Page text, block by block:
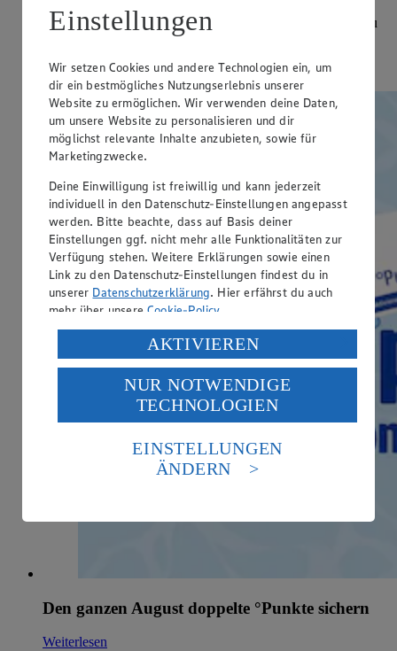
Entdecke genau dein Angebot. Genau deine Vielfalt. Genau
deine Frische - zu genau deinem Preis.
Genau hier
Den ganzen August doppelte °Punkte sichern
Weiterlesen
Einstellungen
Wir setzen Cookies und andere Technologien ein, um
dir ein bestmögliches Nutzungserlebnis unserer
Website zu ermöglichen. Wir verwenden deine Daten,
um unsere Website zu personalisieren und dir
möglichst relevante Inhalte anzubieten, sowie für
Marketingzwecke.
Deine Einwilligung ist freiwillig und kann jederzeit
individuell in den Datenschutz-Einstellungen angepasst
werden. Bitte beachte, dass auf Basis deiner
Einstellungen ggf. nicht mehr alle Funktionalitäten zur
Verfügung stehen. Weitere Erklärungen sowie einen
Link zu den Datenschutz-Einstellungen findest du in
unserer Datenschutzerklärung. Hier erfährst du auch
mehr über unsereCookie-Policy.
Verarbeitung deiner personenbezogenen Daten in den
USA durch Facebook und YouTube:
Wenn du auf „Aktivieren“ klickst, willigst du im Sinne
des Art. 49 Abs. 1 Satz 1 lit. a) DSGVO ein, dass deine
Daten in den USA verarbeitet werden. Der EuGH sieht
die USA als Land mit einem nach europäischen
Standards nicht angemessenen Datenschutzniveau an.
Es besteht das Risiko eines Zugriffs durch US-
Informationen zum Herausgeber der Seite findest du
AKTIVIEREN
NUR NOTWENDIGE
TECHNOLOGIEN
EINSTELLUNGEN
ÄNDERN